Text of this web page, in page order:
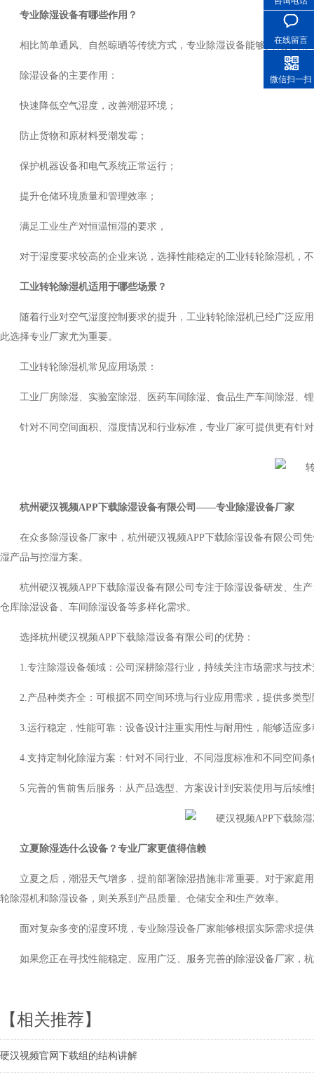
专业除湿设备有哪些作用？
相比简单通风、自然晾晒等传统方式，专业除湿设备能够实现持续
除湿设备的主要作用：
快速降低空气湿度，改善潮湿环境；
防止货物和原材料受潮发霉；
保护机器设备和电气系统正常运行；
提升仓储环境质量和管理效率；
满足工业生产对恒温恒湿的要求，
对于湿度要求较高的企业来说，选择性能稳定的工业转轮除湿机，
工业转轮除湿机适用于哪些场景？
随着行业对空气湿度控制要求的提升，工业转轮除湿机已经广泛应
此选择专业厂家尤为重要。
工业转轮除湿机常见应用场景：
工业厂房除湿、实验室除湿、医药车间除湿、食品生产车间除湿、
针对不同空间面积、湿度情况和行业标准，专业厂家可提供更有针
杭州硬汉视频APP下载除湿设备有限公司——专业除湿设备厂家
在众多除湿设备厂家中，杭州硬汉视频APP下载除湿设备有限公司
湿产品与控湿方案。
杭州硬汉视频APP下载除湿设备有限公司专注于除湿设备研发、生
仓库除湿设备、车间除湿设备等多样化需求。
选择杭州硬汉视频APP下载除湿设备有限公司的优势：
1.专注除湿设备领域：公司深耕除湿行业，持续关注市场需求与技
2.产品种类齐全：可根据不同空间环境与行业应用需求，提供多类
3.运行稳定，性能可靠：设备设计注重实用性与耐用性，能够适应
4.支持定制化除湿方案：针对不同行业、不同湿度标准和不同空间
5.完善的售前售后服务：从产品选型、方案设计到安装使用与后续
立夏除湿选什么设备？专业厂家更值得信赖
立夏之后，潮湿天气增多，提前部署除湿措施非常重要。对于家庭
轮除湿机和除湿设备，则关系到产品质量、仓储安全和生产效率。
面对复杂多变的湿度环境，专业除湿设备厂家能够根据实际需求提
如果您正在寻找性能稳定、应用广泛、服务完善的除湿设备厂家，
【相关推荐】
硬汉视频官网下载组的结构讲解
在线留言
微信扫一扫